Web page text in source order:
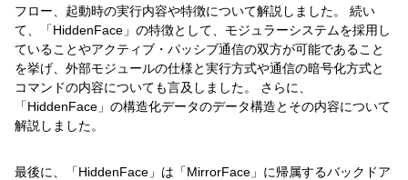
フロー、起動時の実行内容や特徴について解説しました。 続い
て、「HiddenFace」の特徴として、モジュラーシステムを採用し
ていることやアクティブ・パッシブ通信の双方が可能であること
を挙げ、外部モジュールの仕様と実行方式や通信の暗号化方式と
コマンドの内容についても言及しました。 さらに、
「HiddenFace」の構造化データのデータ構造とその内容について
解説しました。
最後に、「HiddenFace」は「MirrorFace」に帰属するバックドア